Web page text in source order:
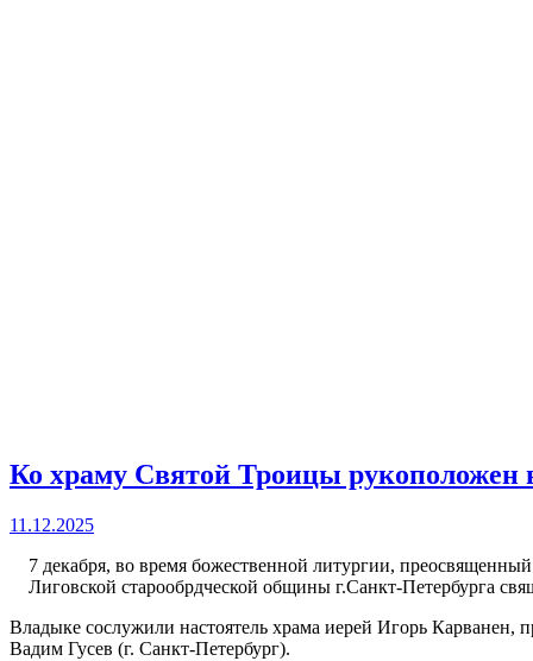
Ко храму Святой Троицы рукоположен
11.12.2025
7 декабря, во время божественной литургии,
Лиговской старообрдческой общины г.Санкт-Петербурга
Владыке сослужили настоятель храма иерей Игорь
Вадим Гусев (г. Санкт-Петербург).